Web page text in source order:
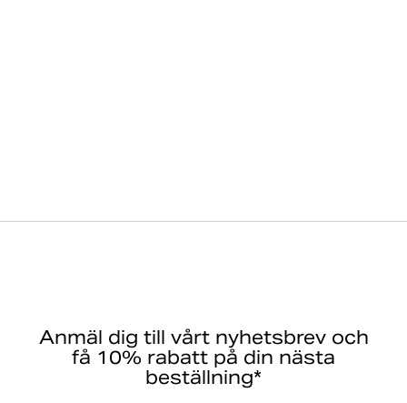
Anmäl dig till vårt nyhetsbrev och
få 10% rabatt på din nästa
beställning*